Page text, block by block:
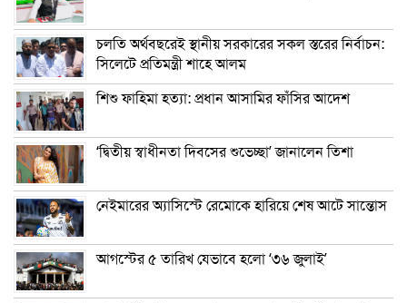
চলতি অর্থবছরেই স্থানীয় সরকারের সকল স্তরের নির্বাচন:
সিলেটে প্রতিমন্ত্রী শাহে আলম
শিশু ফাহিমা হত্যা: প্রধান আসামির ফাঁসির আদেশ
‘দ্বিতীয় স্বাধীনতা দিবসের শুভেচ্ছা’ জানালেন তিশা
নেইমারের অ্যাসিস্টে রেমোকে হারিয়ে শেষ আটে সান্তোস
আগস্টের ৫ তারিখ যেভাবে হলো ‘৩৬ জুলাই’